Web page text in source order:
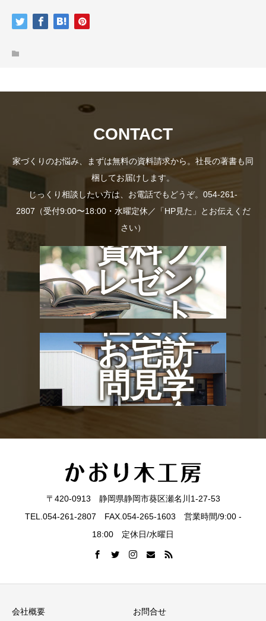
CONTACT
家づくりのお悩み、まずは無料の資料請求から。社長の著書も同
梱してお届けします。
じっくり相談したい方は、お電話でもどうぞ。054-261-
2807（受付9:00〜18:00・水曜定休／「HP見た」とお伝えくだ
さい）
資料プ
レゼン
ト
社長の
お宅訪
問見学
会
〒420-0913 静岡県静岡市葵区瀬名川1-27-53
TEL.054-261-2807 FAX.054-265-1603 営業時間/9:00 -
18:00 定休日/水曜日
会社概要 お問合せ